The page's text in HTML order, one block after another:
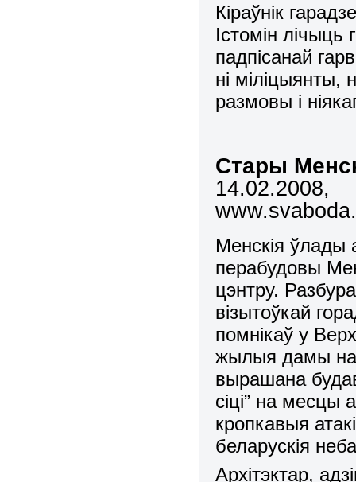
Кіраўнік
Істомін
падпісанай
ні міліцыянты,
размовы і
Стары
14.02.2008,
Менскія ўлады
перабудовы
цэнтру.
візытоўкай
помнікаў у
жылыя дамы на
вырашана
сіці” на месцы
кропкавыя
беларускія
Архітэктар,